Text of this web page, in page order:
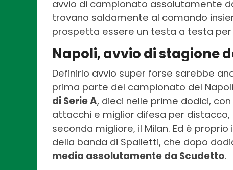
avvio di campionato assolutamente
trovano saldamente al comando
prospetta essere un testa a testa per
Napoli, avvio di stagione
Definirlo avvio super forse sarebbe
prima parte del campionato del
di Serie A, dieci nelle prime dodici,
attacchi e miglior difesa per
seconda migliore, il Milan. Ed è
della banda di Spalletti, che dopo
media assolutamente da Scudetto.